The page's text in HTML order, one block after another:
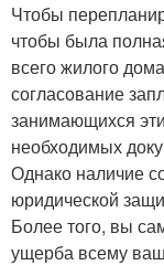
Чтобы
чтобы была
всего жилого
согласование
занимающихся
необходимых
Однако наличие
юридической
Более того, вы
ущерба всему